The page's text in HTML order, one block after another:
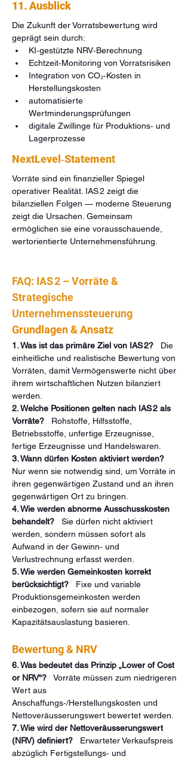
11. Ausblick
Die Zukunft der Vorratsbewertung wird
geprägt sein durch:
KI‑gestützte NRV‑Berechnung
Echtzeit‑Monitoring von Vorratsrisiken
Integration von CO₂‑Kosten in
Herstellungskosten
automatisierte
Wertminderungsprüfungen
digitale Zwillinge für Produktions‑ und
Lagerprozesse
NextLevel‑Statement
Vorräte sind ein finanzieller Spiegel
operativer Realität. IAS 2 zeigt die
bilanziellen Folgen — moderne Steuerung
zeigt die Ursachen. Gemeinsam
ermöglichen sie eine vorausschauende,
wertorientierte Unternehmensführung.
FAQ: IAS 2 – Vorräte &
Strategische
Unternehmenssteuerung
Grundlagen & Ansatz
1. Was ist das primäre Ziel von IAS 2? Die
einheitliche und realistische Bewertung von
Vorräten, damit Vermögenswerte nicht über
ihrem wirtschaftlichen Nutzen bilanziert
werden.
2. Welche Positionen gelten nach IAS 2 als
Vorräte? Rohstoffe, Hilfsstoffe,
Betriebsstoffe, unfertige Erzeugnisse,
fertige Erzeugnisse und Handelswaren.
3. Wann dürfen Kosten aktiviert werden?
Nur wenn sie notwendig sind, um Vorräte in
ihren gegenwärtigen Zustand und an ihren
gegenwärtigen Ort zu bringen.
4. Wie werden abnorme Ausschusskosten
behandelt? Sie dürfen nicht aktiviert
werden, sondern müssen sofort als
Aufwand in der Gewinn‑ und
Verlustrechnung erfasst werden.
5. Wie werden Gemeinkosten korrekt
berücksichtigt? Fixe und variable
Produktionsgemeinkosten werden
einbezogen, sofern sie auf normaler
Kapazitätsauslastung basieren.
Bewertung & NRV
6. Was bedeutet das Prinzip „Lower of Cost
or NRV“? Vorräte müssen zum niedrigeren
Wert aus
Anschaffungs‑/Herstellungskosten und
Nettoveräusserungswert bewertet werden.
7. Wie wird der Nettoveräusserungswert
(NRV) definiert? Erwarteter Verkaufspreis
abzüglich Fertigstellungs‑ und